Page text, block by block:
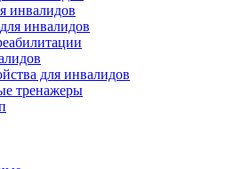
инвалидов
инвалидов
для инвалидов
тренажеры